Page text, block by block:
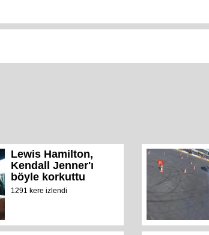
Lewis Hamilton,
Kendall Jenner'ı
böyle korkuttu
1291 kere izlendi